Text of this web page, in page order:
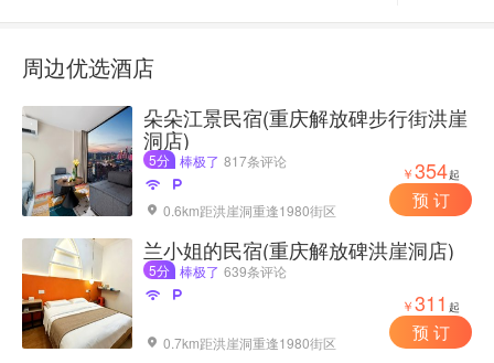
周边优选酒店
朵朵江景民宿(重庆解放碑步行街洪崖
洞店)
5分 棒极了 817条评论


 0.6km距洪崖洞重逢1980街区
￥354起
预 订
兰小姐的民宿(重庆解放碑洪崖洞店)
5分 棒极了 639条评论


 0.7km距洪崖洞重逢1980街区
￥311起
预 订